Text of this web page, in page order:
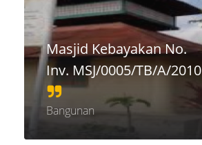
Masjid Kebayakan No.
Inv. MSJ/0005/TB/A/2010
Bangunan